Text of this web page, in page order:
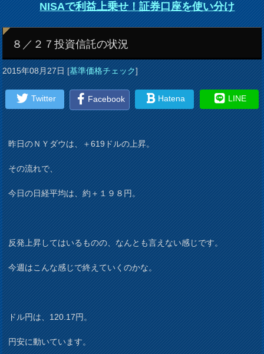
NISAで利益上乗せ！証券口座を使い分け
８／２７投資信託の状況
2015年08月27日[基準価格チェック]
Twitter Facebook Hatena LINE
昨日のＮＹダウは、＋619ドルの上昇。
その流れで、
今日の日経平均は、約＋１９８円。
反発上昇してはいるものの、なんとも言えない感じです。
今週はこんな感じで終えていくのかな。
ドル円は、120.17円。
円安に動いています。